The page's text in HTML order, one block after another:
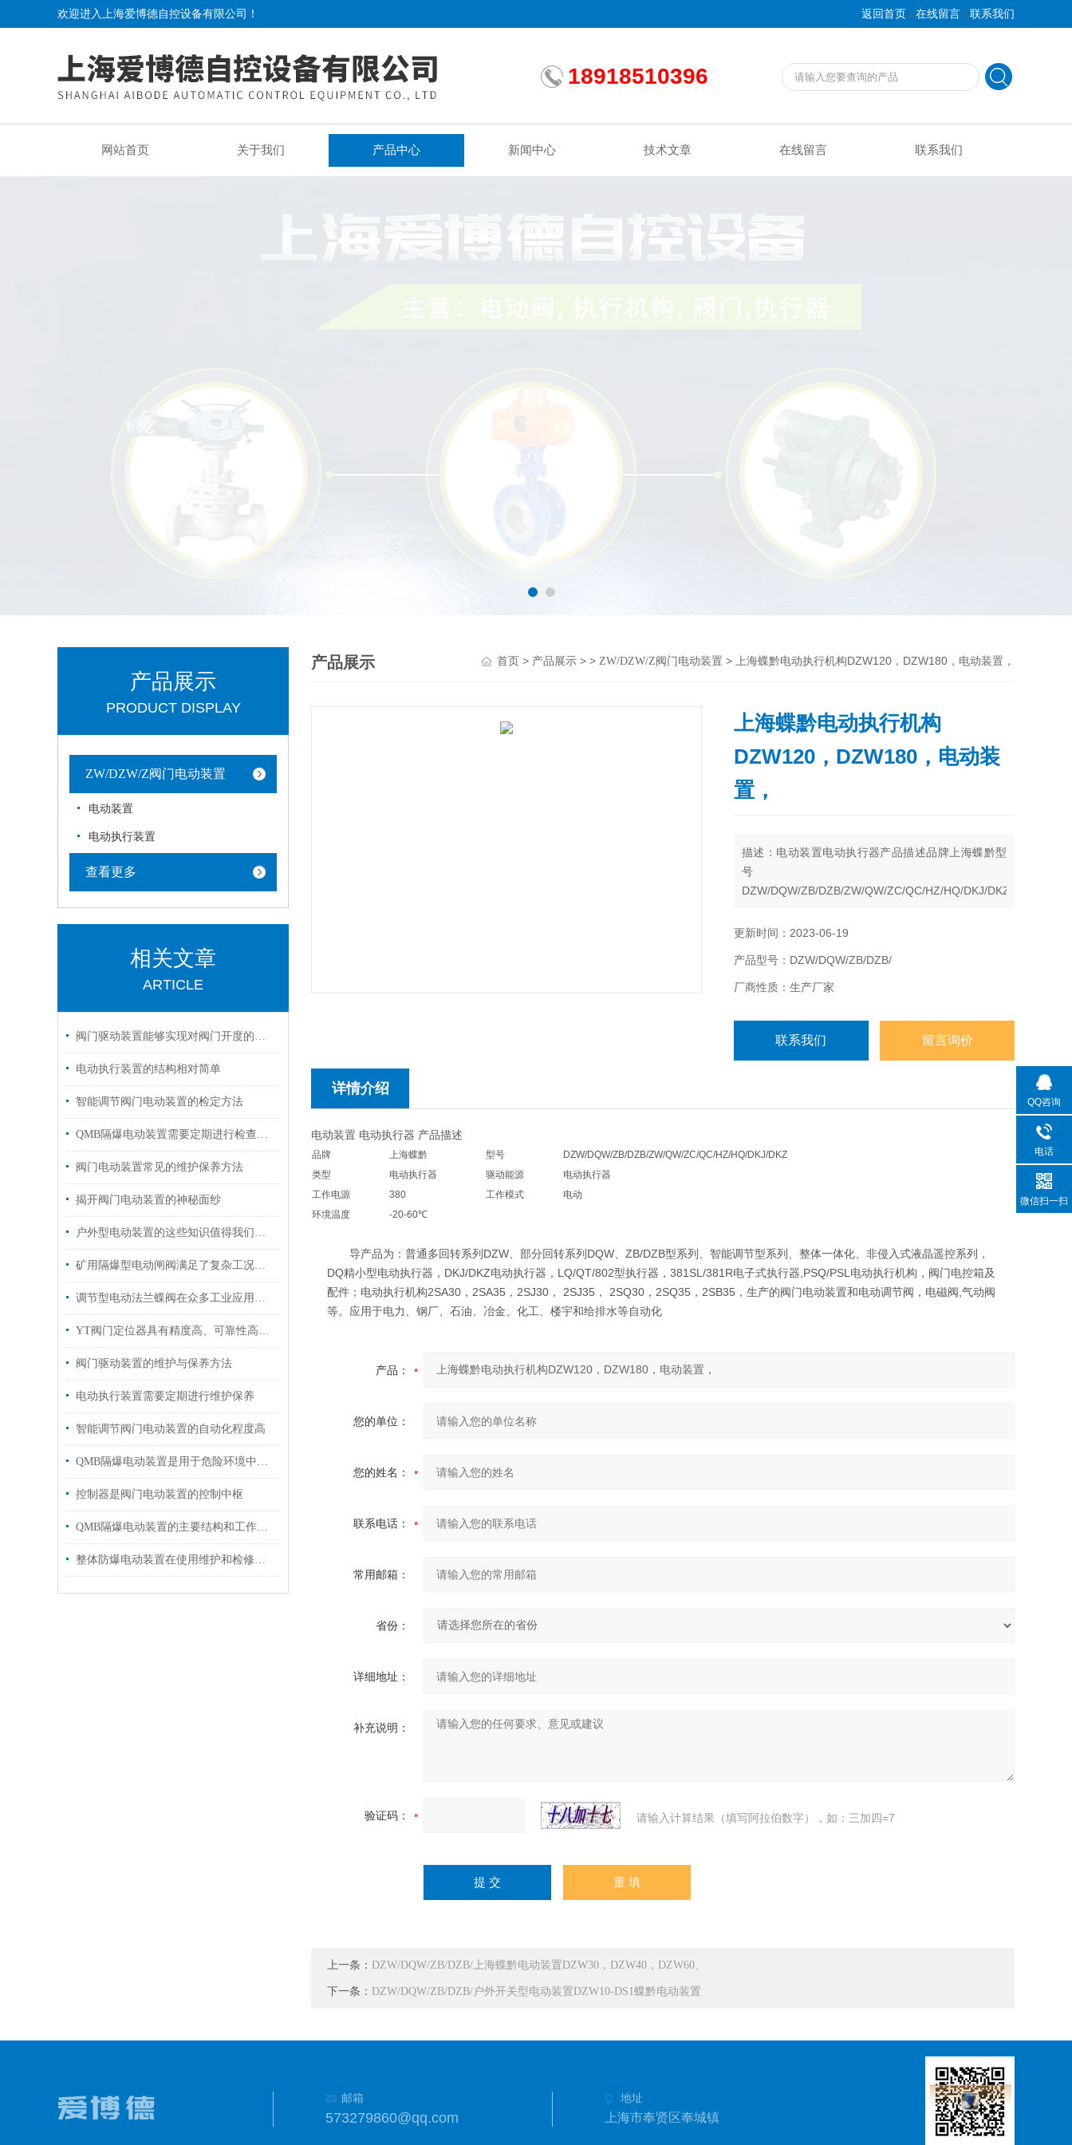
欢迎进入上海爱博德自控设备有限公司！ 返回首页 | 在线留言 | 联系我们
18918510396
网站首页 关于我们 产品中心 新闻中心 技术文章 在线留言 联系我们
产品展示
PRODUCT DISPLAY
ZW/DZW/Z阀门电动装置
电动装置
电动执行装置
查看更多
相关文章
ARTICLE
阀门驱动装置能够实现对阀门开度的准确控制
电动执行装置的结构相对简单
智能调节阀门电动装置的检定方法
QMB隔爆电动装置需要定期进行检查和维护
阀门电动装置常见的维护保养方法
揭开阀门电动装置的神秘面纱
户外型电动装置的这些知识值得我们学习
矿用隔爆型电动闸阀满足了复杂工况下的多样化需求
调节型电动法兰蝶阀在众多工业应用中表现出色
YT阀门定位器具有精度高、可靠性高等优点
阀门驱动装置的维护与保养方法
电动执行装置需要定期进行维护保养
智能调节阀门电动装置的自动化程度高
QMB隔爆电动装置是用于危险环境中的安全设备
控制器是阀门电动装置的控制中枢
QMB隔爆电动装置的主要结构和工作原理
整体防爆电动装置在使用维护和检修方面存在的一些问题
产品展示 首页 > 产品展示 > > ZW/DZW/Z阀门电动装置 > 上海蝶黔电动执行机构DZW120，DZW180，电动装置，
上海蝶黔电动执行机构
DZW120，DZW180，电动装
置，
描述：电动装置电动执行器产品描述品牌上海蝶黔型
号
DZW/DQW/ZB/DZB/ZW/QW/ZC/QC/HZ/HQ/DKJ/DKZ
模式电动环境温度-20-60℃ 导产品为：普通多回
智能调节型系列、整体一体化、非侵入式液晶遥控系
列
更新时间：2023-06-19
产品型号：DZW/DQW/ZB/DZB/
厂商性质：生产厂家
联系我们 留言询价
详情介绍
电动装置 电动执行器 产品描述
品牌 上海蝶黔 型号
DZW/DQW/ZB/DZB/ZW/QW/ZC/QC/HZ/HQ/DKJ/DKZ
类型
电动执行器 驱动能源
电动执行器
工作电源
380 工作模式
电动
环境温度
-20-60℃
导产品为：普通多回转系列DZW、部分回转系列DQW、ZB/DZB型系列、智能调节型系列、整体一体化、非侵入式液晶遥控系列，
DQ精小型电动执行器，DKJ/DKZ电动执行器，LQ/QT/802型执行器，381SL/381R电子式执行器,PSQ/PSL电动执行机构，阀门电控箱及
配件；电动执行机构2SA30，2SA35，2SJ30， 2SJ35， 2SQ30，2SQ35，2SB35，生产的阀门电动装置和电动调节阀，电磁阀,气动阀
等。应用于电力、钢厂、石油、冶金、化工、楼宇和给排水等自动化
产品：
您的单位：
您的姓名：
联系电话：
常用邮箱：
省份：
详细地址：
补充说明：
验证码： 请输入计算结果（填写阿拉伯数字），如：三加四=7
上一条： DZW/DQW/ZB/DZB/上海蝶黔电动装置DZW30，DZW40，DZW60、
下一条： DZW/DQW/ZB/DZB/户外开关型电动装置DZW10-DS1蝶黔电动装置
邮箱
573279860@qq.com
地址
上海市奉贤区奉城镇
QQ咨询
电话
微信扫一扫